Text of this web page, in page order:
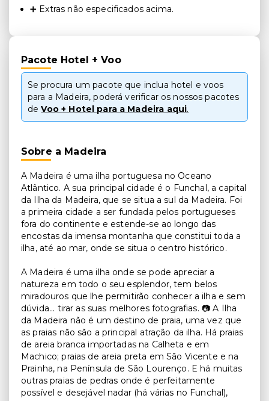
➕ Extras não especificados acima.
Pacote Hotel + Voo
Se procura um pacote que inclua hotel e voos
para a Madeira, poderá verificar os nossos pacotes
deVoo + Hotel para a Madeira aqui.
Sobre a Madeira
A Madeira é uma ilha portuguesa no Oceano
Atlântico. A sua principal cidade é o Funchal, a capital
da Ilha da Madeira, que se situa a sul da Madeira. Foi
a primeira cidade a ser fundada pelos portugueses
fora do continente e estende-se ao longo das
encostas da imensa montanha que constitui toda a
ilha, até ao mar, onde se situa o centro histórico.
A Madeira é uma ilha onde se pode apreciar a
natureza em todo o seu esplendor, tem belos
miradouros que lhe permitirão conhecer a ilha e sem
dúvida... tirar as suas melhores fotografias. 📷 A Ilha
da Madeira não é um destino de praia, uma vez que
as praias não são a principal atração da ilha. Há praias
de areia branca importadas na Calheta e em
Machico; praias de areia preta em São Vicente e na
Prainha, na Península de São Lourenço. E há muitas
outras praias de pedras onde é perfeitamente
possível e desejável nadar (há várias no Funchal),